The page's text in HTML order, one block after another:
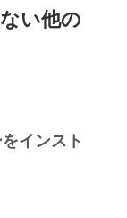
い他の
インスト